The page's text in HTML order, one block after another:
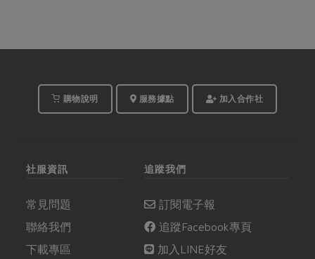
購物說明 服務據點 加入合作社
社服資訊
常見問題
聯絡我們
下載專區
追蹤我們
訂閱電子報
追蹤Facebook專頁
加入LINE好友